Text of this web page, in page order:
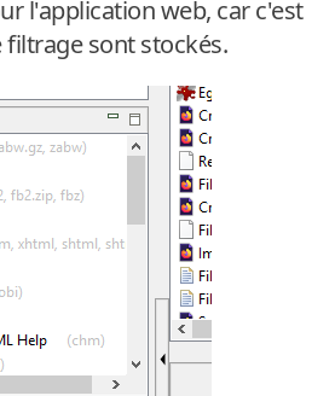
l'application web, car c'est
filtrage sont stockés.